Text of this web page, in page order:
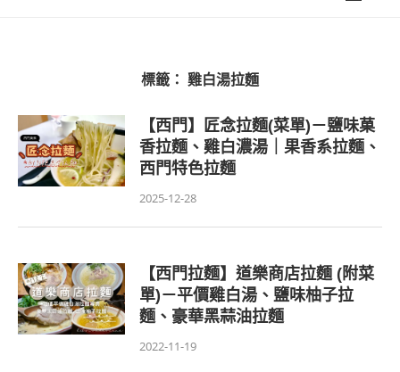
標籤： 雞白湯拉麵
【西門】匠念拉麵(菜單)－鹽味菓
香拉麵、雞白濃湯｜果香系拉麵、
西門特色拉麵
2025-12-28
【西門拉麵】道樂商店拉麵 (附菜
單)－平價雞白湯、鹽味柚子拉
麵、豪華黑蒜油拉麵
2022-11-19